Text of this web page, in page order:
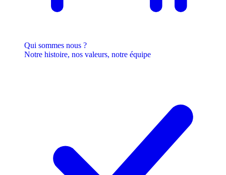
Qui sommes nous ?
Notre histoire, nos valeurs, notre équipe